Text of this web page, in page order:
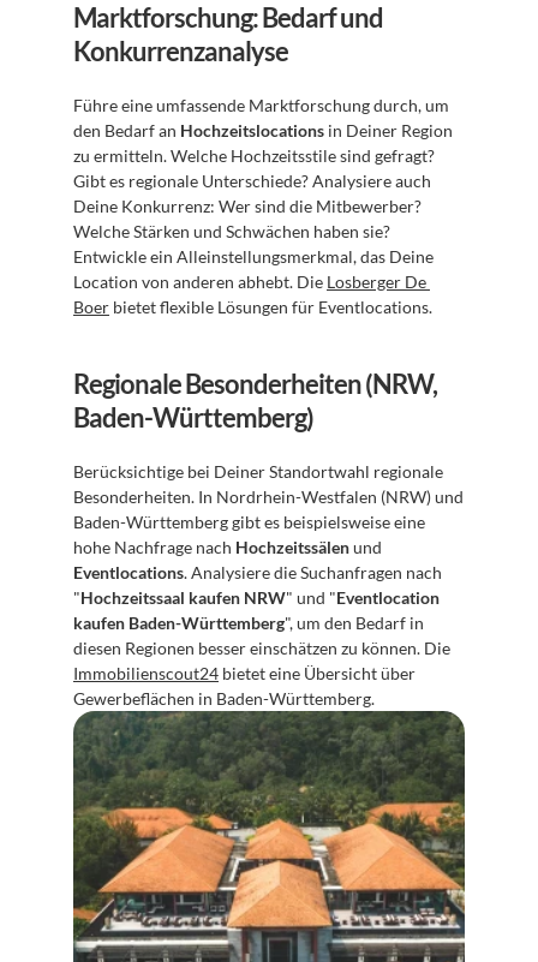
Marktforschung: Bedarf und
Konkurrenzanalyse
Führe eine umfassende Marktforschung durch, um
den Bedarf an Hochzeitslocations in Deiner Region
zu ermitteln. Welche Hochzeitsstile sind gefragt?
Gibt es regionale Unterschiede? Analysiere auch
Deine Konkurrenz: Wer sind die Mitbewerber?
Welche Stärken und Schwächen haben sie?
Entwickle ein Alleinstellungsmerkmal, das Deine
Location von anderen abhebt. Die Losberger De
Boer bietet flexible Lösungen für Eventlocations.
Regionale Besonderheiten (NRW,
Baden-Württemberg)
Berücksichtige bei Deiner Standortwahl regionale
Besonderheiten. In Nordrhein-Westfalen (NRW) und
Baden-Württemberg gibt es beispielsweise eine
hohe Nachfrage nach Hochzeitssälen
Eventlocations. Analysiere die Suchanfragen nach
"Hochzeitssaal kaufen NRW" und "Eventlocation
kaufen Baden-Württemberg", um den Bedarf in
Immobilienscout24 bietet eine Übersicht über
Gewerbeflächen in Baden-Württemberg.